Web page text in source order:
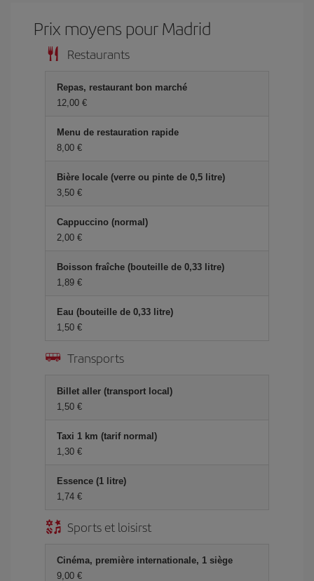
Prix ​​moyens pour Madrid
Restaurants
Repas, restaurant bon marché
12,00 €
Menu de restauration rapide
8,00 €
Bière locale (verre ou pinte de 0,5 litre)
3,50 €
Cappuccino (normal)
2,00 €
Boisson fraîche (bouteille de 0,33 litre)
1,89 €
Eau (bouteille de 0,33 litre)
1,50 €
Transports
Billet aller (transport local)
1,50 €
Taxi 1 km (tarif normal)
1,30 €
Essence (1 litre)
1,74 €
Sports et loisirst
Cinéma, première internationale, 1 siège
9,00 €